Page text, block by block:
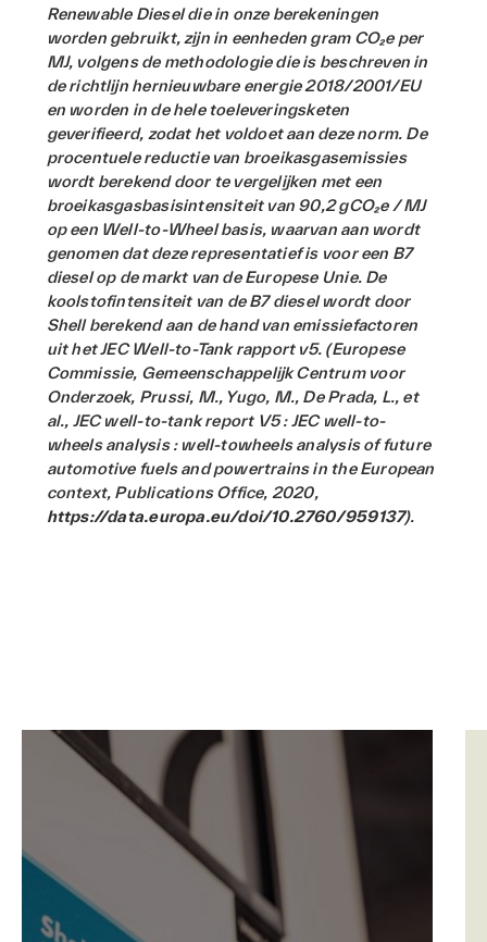
Renewable Diesel die in onze berekeningen
worden gebruikt, zijn in eenheden gram CO₂e per
MJ, volgens de methodologie die is beschreven in
de richtlijn hernieuwbare energie 2018/2001/EU
en worden in de hele toeleveringsketen
geverifieerd, zodat het voldoet aan deze norm. De
procentuele reductie van broeikasgasemissies
wordt berekend door te vergelijken met een
broeikasgasbasisintensiteit van 90,2 gCO₂e / MJ
op een Well-to-Wheel basis, waarvan aan wordt
genomen dat deze representatief is voor een B7
diesel op de markt van de Europese Unie. De
koolstofintensiteit van de B7 diesel wordt door
Shell berekend aan de hand van emissiefactoren
uit het JEC Well-to-Tank rapport v5. (Europese
Commissie, Gemeenschappelijk Centrum voor
Onderzoek, Prussi, M., Yugo, M., De Prada, L., et
al., JEC well-to-tank report V5 : JEC well-to-
wheels analysis : well-towheels analysis of future
automotive fuels and powertrains in the European
context, Publications Office, 2020,
https://data.europa.eu/doi/10.2760/959137).